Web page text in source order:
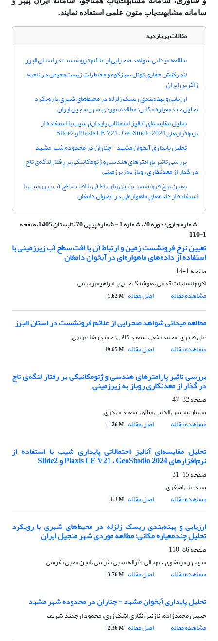
سامانه مشابهت‌یاب متون علمی استفاده نمایند.
مقالات پر بازدید
مطالعه میدانی شواهد صحرایی از علائم فرونشست در استان البرز
اندرکنش حفاری تونل سبزکوه و مخاطرات زیست‌محیطی در ناحیه
زاگرس ایران
ارزیابی و پهنه‌بندی ریسک زلزله در محیط‌های شهری با رویکرد
تحلیل چندمعیاره مکانی: مطالعه موردی شهر منجیل ایران
تحلیل مقایسه‌ای آنالیز احتمالاتی پایداری شیب با استفاده از
نرم‌افزارهای Plaxis LE V21 ، GeoStudio 2024 و Slide2
تحلیل پایداری آبخوان مشهد - چناران در محدوده شهر مشهد
بررسی تاثیر پارامترهای هندسی و ژئومکانیکی بر رفتار لنگه‌ی تاج
در گذار از معدنکاری روباز به زیرزمینی
تعیین نرخ فرونشست زمین و ارتباط آن با افت سطح آب زیرزمینی با
استفاده از داده‌های ماهواره‌ای در آبخوان دامغان
شماره جاری: دوره 20، شماره 1 - شماره پیاپی 70، تابستان 1405، صفحه
1-110
تعیین نرخ فرونشست زمین و ارتباط آن با افت سطح آب زیرزمینی با
استفاده از داده‌های ماهواره‌ای در آبخوان دامغان
صفحه1-14
اکرم السادات قدمی، هوشنگ خیری، ابراهیم رحیمی
مشاهده مقاله
اصل مقاله 1.62 M
مطالعه میدانی شواهد صحرایی از علائم فرونشست در استان البرز
علی قنبری، محمد نخعی، سعید کلانی، حمیدرضا عزیزی
مشاهده مقاله
اصل مقاله 19.65 M
بررسی تاثیر پارامترهای هندسی و ژئومکانیکی بر رفتار لنگه‌ی تاج
در گذار از معدنکاری روباز به زیرزمینی
صفحه32-47
سلمان شمس الدینی مطلق، سعید مهدوی
مشاهده مقاله
اصل مقاله 1.26 M
تحلیل مقایسه‌ای آنالیز احتمالاتی پایداری شیب با استفاده از
نرم‌افزارهای Plaxis LE V21 ، GeoStudio 2024 و Slide2
صفحه15-31
سیدعلی اصغری
مشاهده مقاله
اصل مقاله 1.1 M
ارزیابی و پهنه‌بندی ریسک زلزله در محیط‌های شهری با رویکرد
تحلیل چندمعیاره مکانی: مطالعه موردی شهر منجیل ایران
صفحه86-110
منوچهر مرتضوی چم‌چالی، غزاله محبی تفرشی، امین محبی تفرشی
مشاهده مقاله
اصل مقاله 3.76 M
تحلیل پایداری آبخوان مشهد - چناران در محدوده شهر مشهد
حسین محمدزاده، نازنین نثاری اشک زری، محمود ارجمند شریف
مشاهده مقاله
اصل مقاله 2.36 M